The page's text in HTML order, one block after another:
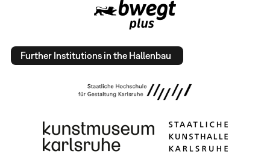
Further Institutions in the Hallenbau